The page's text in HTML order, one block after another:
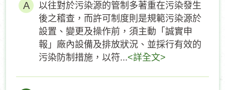
以往對於污染源的管制多著重在污染發生
後之稽查，而許可制度則是規範污染源於
設置、變更及操作前，須主動「誠實申
報」廠內設備及排放狀況、並採行有效的
污染防制措施，以符...<詳全文>